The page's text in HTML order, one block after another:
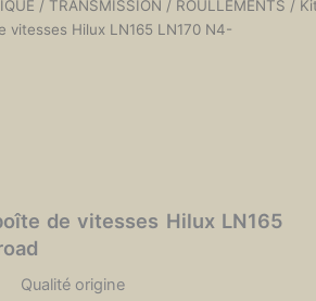
/ TRANSMISSION / ROULLEMENTS /
vitesses Hilux LN165 LN170 N4-
de vitesses Hilux LN165
Qualité origine